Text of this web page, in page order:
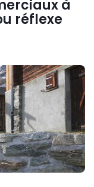
à
réflexe